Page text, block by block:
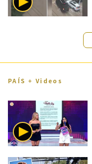
PAÍS + Videos